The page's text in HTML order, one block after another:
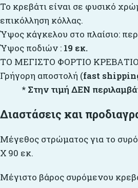
Το κρεβάτι είναι σε φυσικό
επικόλληση κόλλας.
Ύψος κάγκελου στο πλαίσιο:
Ύψος ποδιών : 19 εκ.
ΤΟ ΜΕΓΙΣΤΟ ΦΟΡΤΙΟ
Γρήγορη αποστολή (fast
* Στην τιμή ΔΕΝ
Διαστάσεις και
Μέγεθος στρώματος για το
Χ 90 εκ.
Μέγιστο βάρος συρόμενου